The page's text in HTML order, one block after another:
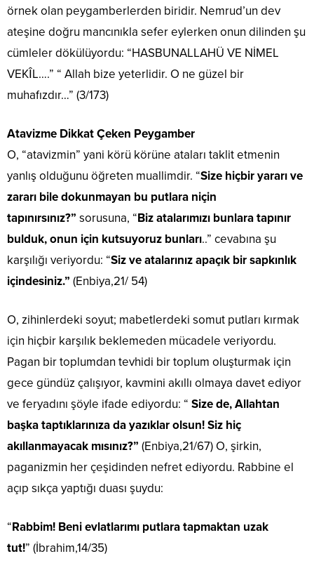
örnek olan peygamberlerden biridir. Nemrud’un dev
ateşine doğru mancınıkla sefer eylerken onun dilinden şu
cümleler dökülüyordu: “HASBUNALLAHÜ VE NİMEL
VEKÎL….” “ Allah bize yeterlidir. O ne güzel bir
muhafızdır…” (3/173)
Atavizme Dikkat Çeken Peygamber
O, “atavizmin” yani körü körüne ataları taklit etmenin
yanlış olduğunu öğreten muallimdir. “Size hiçbir yararı ve
zararı bile dokunmayan bu putlara niçin
tapınırsınız?” sorusuna, “Biz atalarımızı bunlara tapınır
bulduk, onun için kutsuyoruz bunları..” cevabına şu
karşılığı veriyordu: “Siz ve atalarınız apaçık bir sapkınlık
içindesiniz.” (Enbiya,21/ 54)
O, zihinlerdeki soyut; mabetlerdeki somut putları kırmak
için hiçbir karşılık beklemeden mücadele veriyordu.
Pagan bir toplumdan tevhidi bir toplum oluşturmak için
gece gündüz çalışıyor, kavmini akıllı olmaya davet ediyor
ve feryadını şöyle ifade ediyordu: “ Size de, Allahtan
başka taptıklarınıza da yazıklar olsun! Siz hiç
akıllanmayacak mısınız?” (Enbiya,21/67) O, şirkin,
paganizmin her çeşidinden nefret ediyordu. Rabbine el
açıp sıkça yaptığı duası şuydu:
“Rabbim! Beni evlatlarımı putlara tapmaktan uzak
tut!” (İbrahim,14/35)